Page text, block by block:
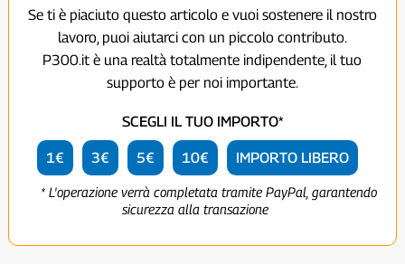
Se ti è piaciuto questo articolo e vuoi sostenere il nostro
lavoro, puoi aiutarci con un piccolo contributo.
P300.it è una realtà totalmente indipendente, il tuo
supporto è per noi importante.
SCEGLI IL TUO IMPORTO*
1€ 3€ 5€ 10€ IMPORTO LIBERO
* L'operazione verrà completata tramite PayPal, garantendo
sicurezza alla transazione